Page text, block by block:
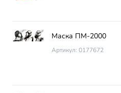
Маска ПМ-2000
Артикул: 0177672